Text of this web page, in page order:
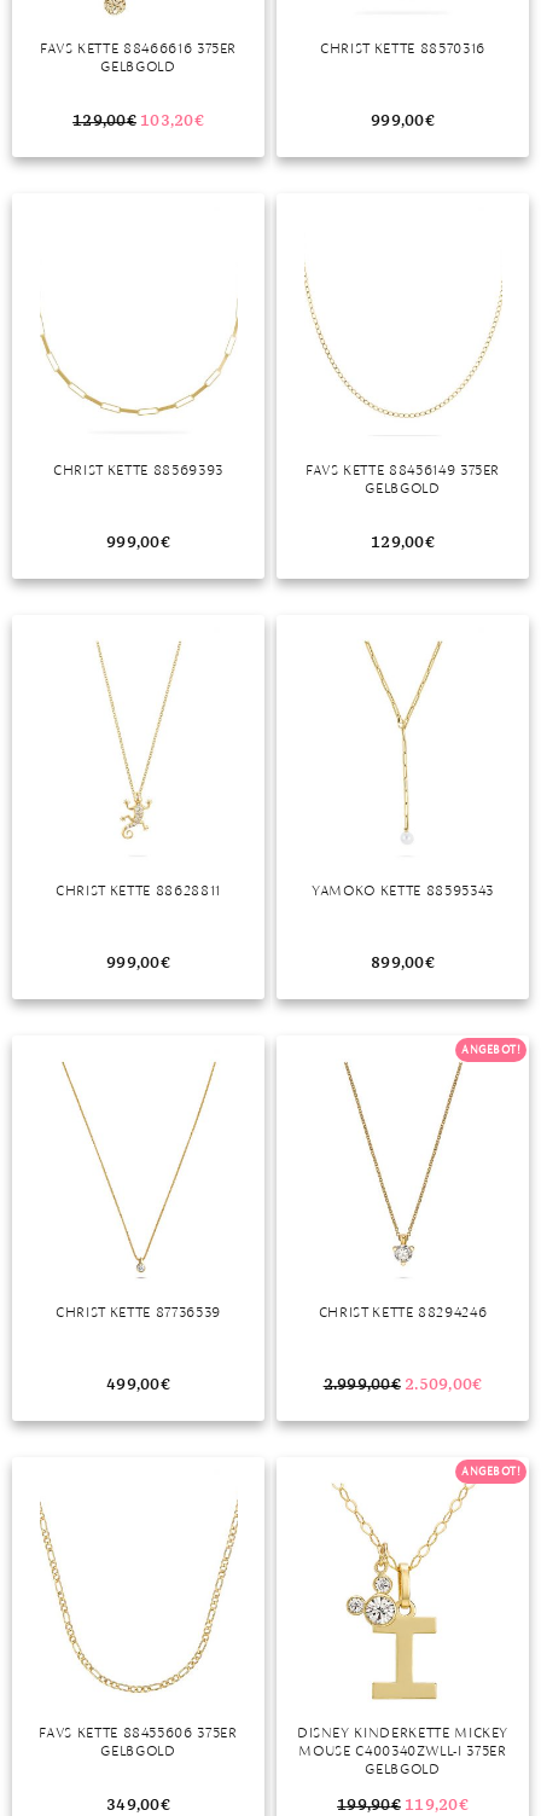
FAVS KETTE 88466616 375ER
GELBGOLD
129,00€ 103,20€
CHRIST KETTE 88570316
999,00€
CHRIST KETTE 88569393
999,00€
FAVS KETTE 88456149 375ER
GELBGOLD
129,00€
CHRIST KETTE 88628811
999,00€
YAMOKO KETTE 88595343
899,00€
CHRIST KETTE 87736539
499,00€
ANGEBOT!
CHRIST KETTE 88294246
2.999,00€ 2.509,00€
FAVS KETTE 88455606 375ER
GELBGOLD
349,00€
ANGEBOT!
DISNEY KINDERKETTE MICKEY
MOUSE C400340ZWLL-I 375ER
GELBGOLD
199,90€ 119,20€